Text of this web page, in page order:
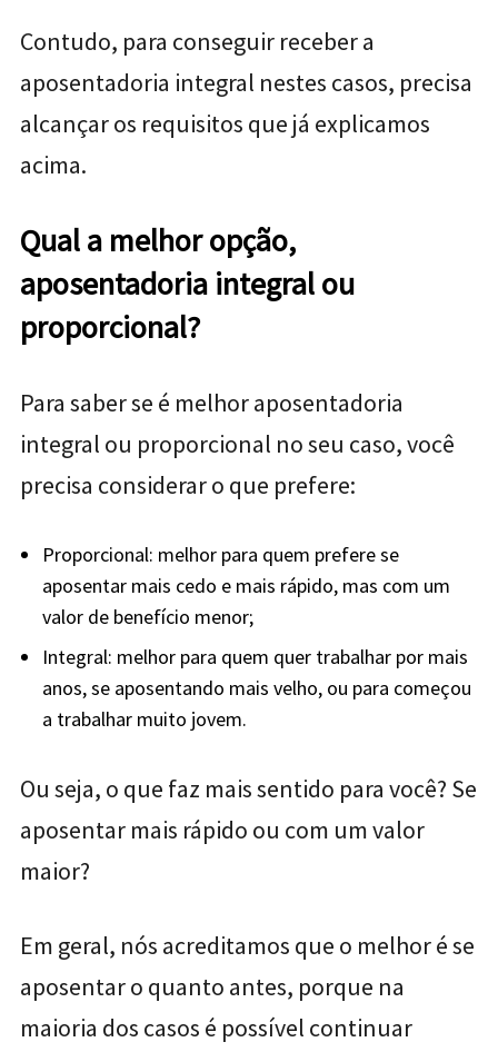
Contudo, para conseguir receber a
aposentadoria integral nestes casos, precisa
alcançar os requisitos que já explicamos
acima.
Qual a melhor opção,
aposentadoria integral ou
proporcional?
Para saber se é melhor aposentadoria
integral ou proporcional no seu caso, você
precisa considerar o que prefere:
Proporcional: melhor para quem prefere se
aposentar mais cedo e mais rápido, mas com um
valor de benefício menor;
Integral: melhor para quem quer trabalhar por mais
anos, se aposentando mais velho, ou para começou
a trabalhar muito jovem.
Ou seja, o que faz mais sentido para você? Se
aposentar mais rápido ou com um valor
maior?
Em geral, nós acreditamos que o melhor é se
aposentar o quanto antes, porque na
maioria dos casos é possível continuar